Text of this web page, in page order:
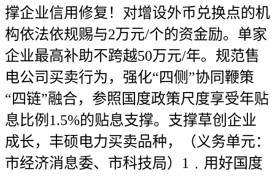
撑企业信用修复！对增设外币兑换点的机
构依法依规赐与2万元/个的资金励。单家
企业最高补助不跨越50万元/年。规范售
电公司买卖行为，强化“四侧”协同鞭策
“四链”融合，参照国度政策尺度享受年贴
息比例1.5%的贴息支撑。支撑草创企业
成长，丰硕电力买卖品种，（义务单元：
市经济消息委、市科技局）1﹒用好国度